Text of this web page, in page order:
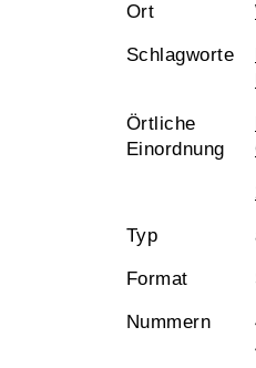
Ort
Schlagworte
Örtliche
Einordnung
Typ
Format
Nummern